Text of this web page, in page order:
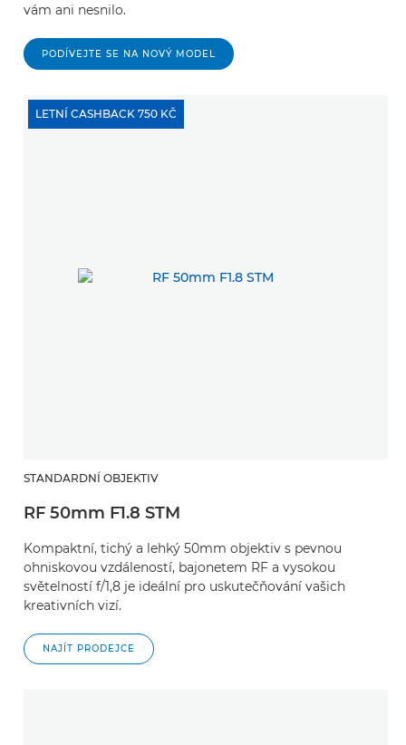
vám ani nesnilo.
PODÍVEJTE SE NA NOVÝ MODEL
LETNÍ CASHBACK 750 KČ
STANDARDNÍ OBJEKTIV
RF 50mm F1.8 STM
Kompaktní, tichý a lehký 50mm objektiv s pevnou
ohniskovou vzdáleností, bajonetem RF a vysokou
světelností f/1,8 je ideální pro uskutečňování vašich
kreativních vizí.
NAJÍT PRODEJCE